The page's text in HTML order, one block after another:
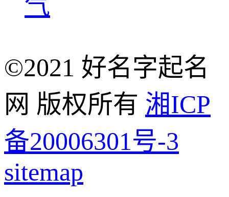
©2021 好名字起名
网 版权所有 湘ICP
备20006301号-3
sitemap